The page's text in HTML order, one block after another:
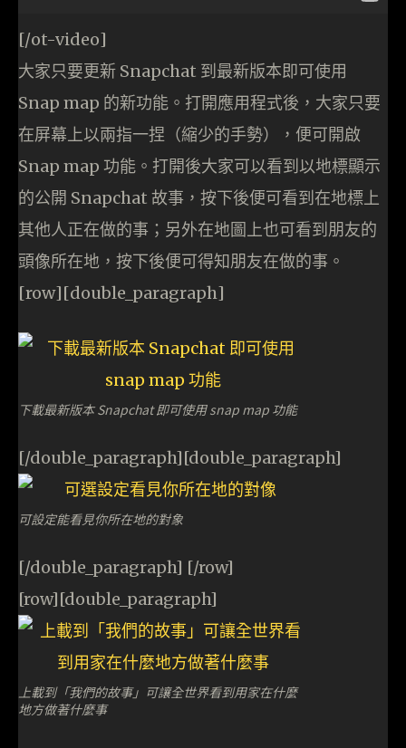
[/ot-video]
大家只要更新 Snapchat 到最新版本即可使用
Snap map 的新功能。打開應用程式後，大家只要
在屏幕上以兩指一捏（縮少的手勢），便可開啟
Snap map 功能。打開後大家可以看到以地標顯示
的公開 Snapchat 故事，按下後便可看到在地標上
其他人正在做的事；另外在地圖上也可看到朋友的
頭像所在地，按下後便可得知朋友在做的事。
[row][double_paragraph]
下載最新版本 Snapchat 即可使用 snap map 功能
[/double_paragraph][double_paragraph]
可設定能看見你所在地的對象
[/double_paragraph] [/row]
[row][double_paragraph]
上載到「我們的故事」可讓全世界看到用家在什麼
地方做著什麼事